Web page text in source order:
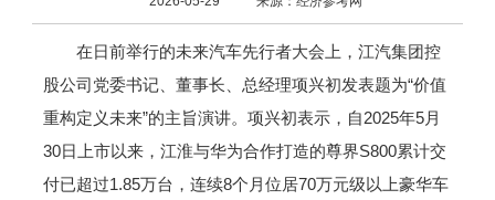
在日前举行的未来汽车先行者大会上，江汽集团控
股公司党委书记、董事长、总经理项兴初发表题为“价值
重构定义未来”的主旨演讲。项兴初表示，自2025年5月
30日上市以来，江淮与华为合作打造的尊界S800累计交
付已超过1.85万台，连续8个月位居70万元级以上豪华车